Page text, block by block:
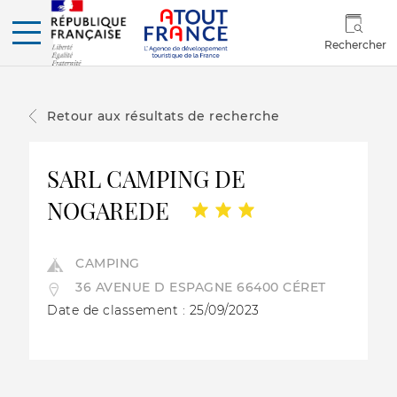
Rechercher
Retour aux résultats de recherche
SARL CAMPING DE
NOGAREDE
CAMPING
36 AVENUE D ESPAGNE 66400 CÉRET
Date de classement : 25/09/2023